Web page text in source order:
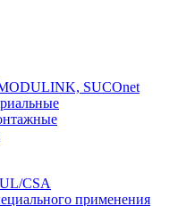
SUCOnet
CSA
применения